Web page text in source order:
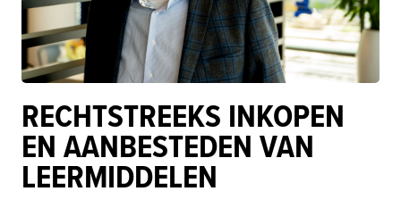
RECHTSTREEKS INKOPEN
EN AANBESTEDEN VAN
LEERMIDDELEN